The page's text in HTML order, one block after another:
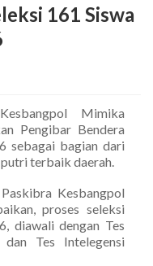
161 Siswa
Mimika
Pengibar Bendera
sebagai bagian dari
terbaik daerah.
Kesbangpol
proses seleksi
diawali dengan Tes
dan Tes Intelegensi